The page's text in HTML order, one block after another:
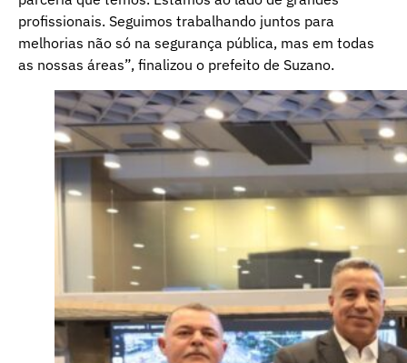
profissionais. Seguimos trabalhando juntos para
melhorias não só na segurança pública, mas em todas
as nossas áreas”, finalizou o prefeito de Suzano.